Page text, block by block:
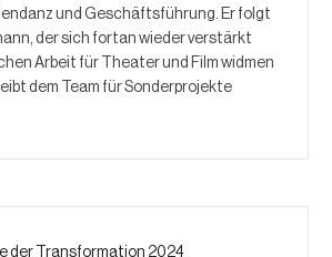
und Geschäftsführung. Er folgt
der sich fortan wieder verstärkt
Arbeit für Theater und Film widmen
dem Team für Sonderprojekte